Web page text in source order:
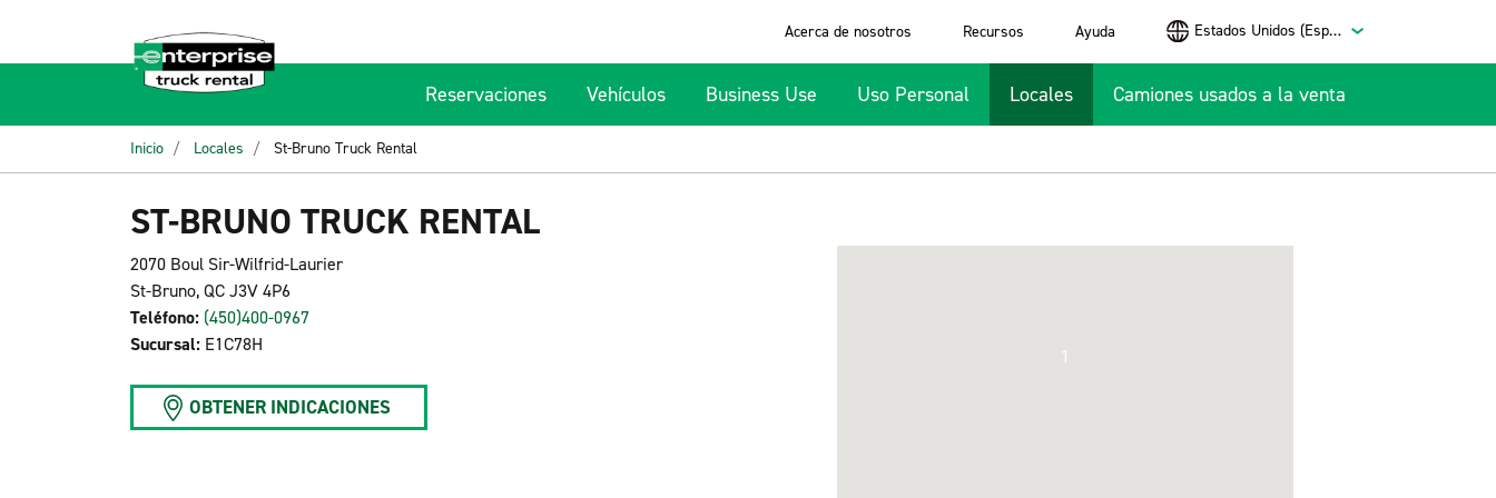
Acerca de nosotros Recursos Ayuda Estados Unidos (Español)
Reservaciones Vehículos Business Use Uso Personal Locales Camiones usados a la venta
Inicio Locales St-Bruno Truck Rental
ST-BRUNO TRUCK RENTAL
2070 Boul Sir-Wilfrid-Laurier
St-Bruno, QC J3V 4P6
Teléfono: (450)400-0967
Sucursal: E1C78H
OBTENER INDICACIONES
1